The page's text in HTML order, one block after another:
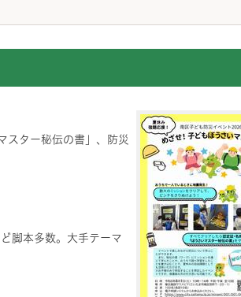
スター秘伝の書」、防災
脚本多数。大手テーマ